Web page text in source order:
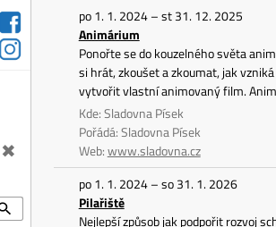
✖
po 1. 1. 2024 – st 31. 12. 2025
Animárium
Ponořte se do kouzelného světa
si hrát, zkoušet a zkoumat, jak
vytvořit vlastní animovaný film.
Kde: Sladovna Písek
Pořádá: Sladovna Písek
Web:www.sladovna.cz
po 1. 1. 2024 – so 31. 1. 2026
Pilařiště
Nejlepší způsob jak podpořit rozvoj